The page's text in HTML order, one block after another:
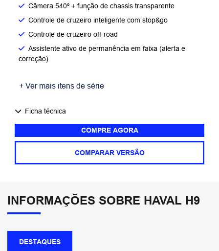
Câmera 540º + função de chassis transparente
Controle de cruzeiro inteligente com stop&go
Controle de cruzeiro off-road
Assistente ativo de permanência em faixa (alerta e
correção)
+ Ver mais itens de série
Ficha técnica
COMPRE AGORA
COMPARAR VERSÃO
INFORMAÇÕES SOBRE HAVAL H9
DESTAQUES